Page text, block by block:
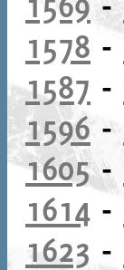
1578 -
1587 -
1596-
1605-
1614 -
1623 -